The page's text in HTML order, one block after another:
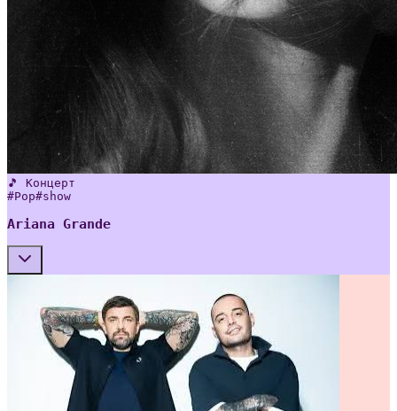
🎵 Концерт
#Pop#show
Ariana Grande